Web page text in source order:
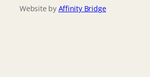
Website by Affinity Bridge